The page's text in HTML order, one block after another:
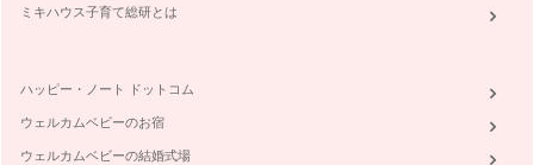
ミキハウス子育て総研とは
ハッピー・ノート ドットコム
ウェルカムベビーのお宿
ウェルカムベビーの結婚式場